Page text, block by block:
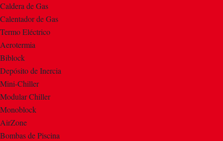
Caldera de Gas
Calentador de Gas
Termo Eléctrico
Aerotermia
Biblock
Depósito de Inercia
Mini-Chiller
Modular Chiller
Monoblock
AirZone
Bombas de Piscina